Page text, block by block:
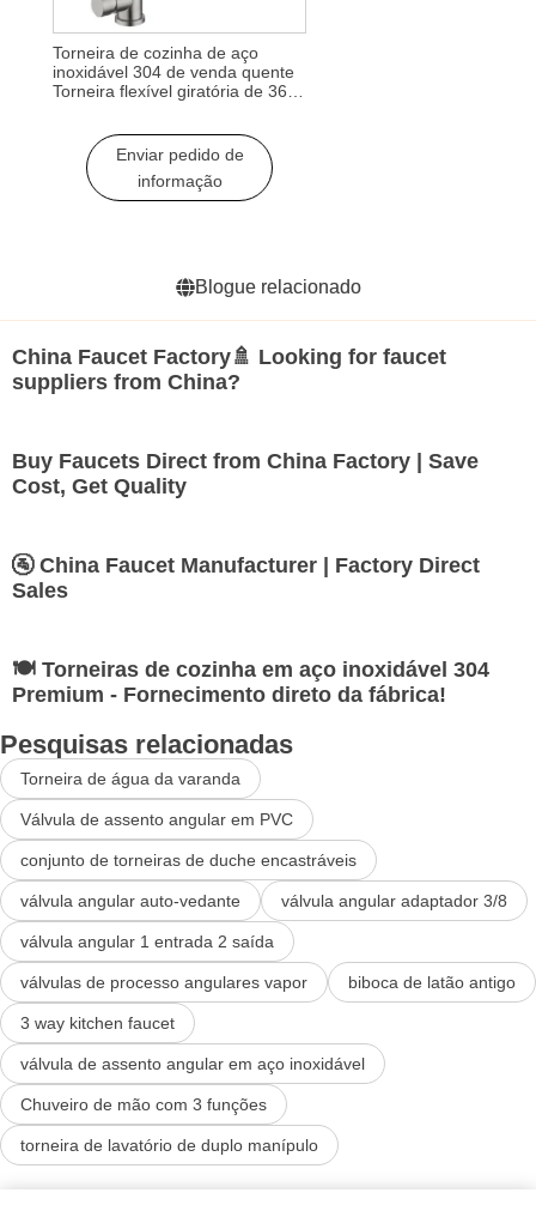
Torneira de cozinha de aço
inoxidável 304 de venda quente
Torneira flexível giratória de 360
de cozinha inoxidável
Enviar pedido de
informação
Blogue relacionado
China Faucet Factory🚿 Looking for faucet
suppliers from China?
Buy Faucets Direct from China Factory | Save
Cost, Get Quality
🚰 China Faucet Manufacturer | Factory Direct
Sales
🍽️ Torneiras de cozinha em aço inoxidável 304
Premium - Fornecimento direto da fábrica!
Pesquisas relacionadas
Torneira de água da varanda
Válvula de assento angular em PVC
conjunto de torneiras de duche encastráveis
válvula angular auto-vedante válvula angular adaptador 3/8
válvula angular 1 entrada 2 saída
válvulas de processo angulares vapor biboca de latão antigo
3 way kitchen faucet
válvula de assento angular em aço inoxidável
Chuveiro de mão com 3 funções
torneira de lavatório de duplo manípulo